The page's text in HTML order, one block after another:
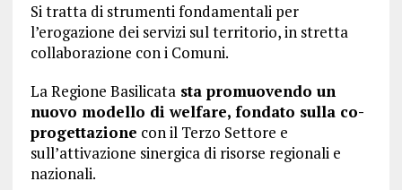
Si tratta di strumenti fondamentali per
l’erogazione dei servizi sul territorio, in stretta
collaborazione con i Comuni.
La Regione Basilicatasta promuovendo un
nuovo modello di welfare, fondato sulla co-
progettazione con il Terzo Settore e
sull’attivazione sinergica di risorse regionali e
nazionali.